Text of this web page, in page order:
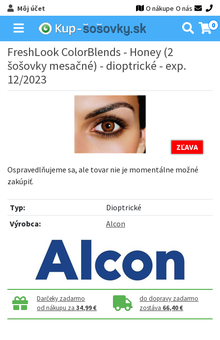
Môj účet O nákupe O nás
0
FreshLook ColorBlends - Honey (2
šošovky mesačné) - dioptrické - exp.
12/2023
ZĽAVA
Ospravedlňujeme sa, ale tovar nie je momentálne možné
zakúpiť.
Typ:
Dioptrické
Výrobca:
Alcon
Darčeky zadarmo
od nákupu za34,99 €
do dopravy zadarmo
zostáva 66,40 €